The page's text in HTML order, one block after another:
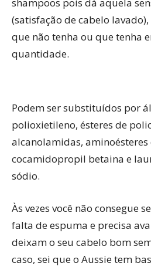
shampoos pois dá aquela
(satisfação de cabelo
que não tenha ou que tenha
quantidade.
Podem ser substituídos por
polioxietileno, ésteres de
alcanolamidas, aminoésteres
cocamidopropil betaina e
sódio.
Às vezes você não consegue
falta de espuma e precisa
deixam o seu cabelo bom
caso, sei que o Aussie tem